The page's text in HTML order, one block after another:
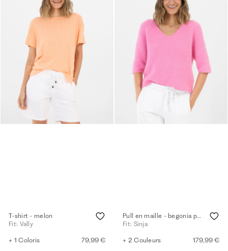
T-shirt - melon
Fit: Vally
+ 1 Coloris 79,99 €
Pull en maille - begonia pink
Fit: Sinja
+ 2 Couleurs 179,99 €